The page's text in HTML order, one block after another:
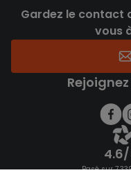
Gardez le contact
vous
Basé sur 7